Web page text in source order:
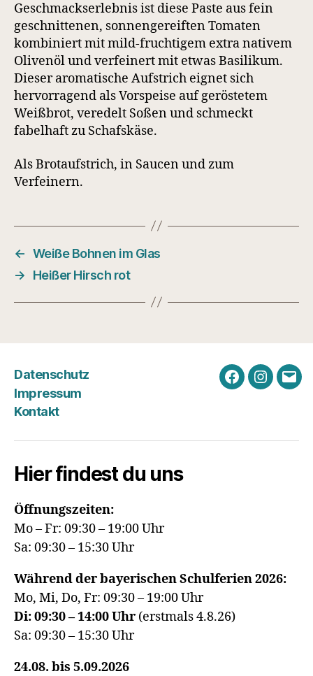
Geschmackserlebnis ist diese Paste aus fein
geschnittenen, sonnengereiften Tomaten
kombiniert mit mild-fruchtigem extra nativem
Olivenöl und verfeinert mit etwas Basilikum.
Dieser aromatische Aufstrich eignet sich
hervorragend als Vorspeise auf geröstetem
Weißbrot, veredelt Soßen und schmeckt
fabelhaft zu Schafskäse.
Als Brotaufstrich, in Saucen und zum
Verfeinern.
← Weiße Bohnen im Glas
→
Heißer Hirsch rot
Datenschutz
Impressum
Kontakt
FacebookE-
Hier findest du uns
Öffnungszeiten:
Mo – Fr: 09:30 – 19:00 Uhr
Sa: 09:30 – 15:30 Uhr
Während der bayerischen Schulferien 2026:
Mo, Mi, Do, Fr: 09:30 – 19:00 Uhr
Di: 09:30 – 14:00 Uhr (erstmals 4.8.26)
Sa: 09:30 – 15:30 Uhr
24.08. bis 5.09.2026